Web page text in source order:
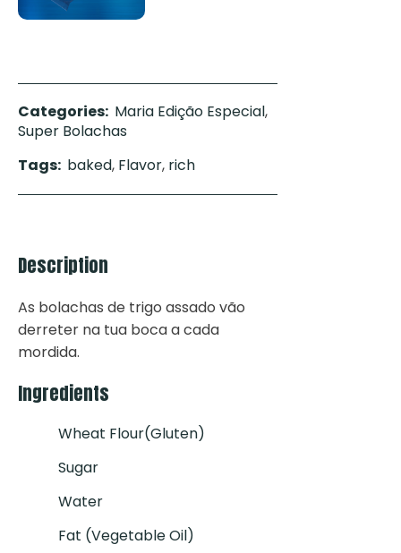
Categories: Maria Edição Especial,
Super Bolachas
Tags: baked, Flavor, rich
Description
As bolachas de trigo assado vão
derreter na tua boca a cada
mordida.
Ingredients
Wheat Flour(gluten)
Sugar
Water
Fat (vegetable Oil)